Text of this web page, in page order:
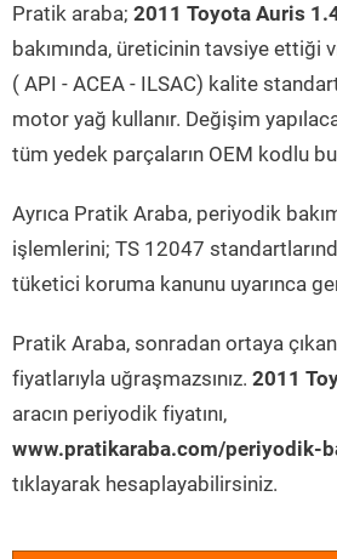
Pratik araba; 2011 Toyota Auris
bakımında, üreticinin tavsiye ettiği
( API - ACEA - ILSAC) kalite
motor yağ kullanır. Değişim
tüm yedek parçaların OEM kodlu
Ayrıca Pratik Araba, periyodik
işlemlerini; TS 12047
tüketici koruma kanunu uyarınca
Pratik Araba, sonradan ortaya
fiyatlarıyla uğraşmazsınız. 2011
aracın periyodik fiyatını,
www.pratikaraba.com/periyodik-
tıklayarak hesaplayabilirsiniz.